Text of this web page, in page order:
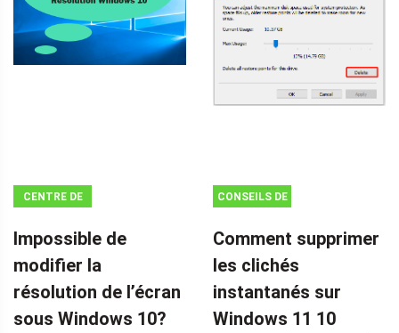
CENTRE DE
MINITOOL
Impossible de
modifier la
résolution de l’écran
sous Windows 10?
CONSEILS DE
Comment supprimer
les clichés
instantanés sur
Windows 11 10